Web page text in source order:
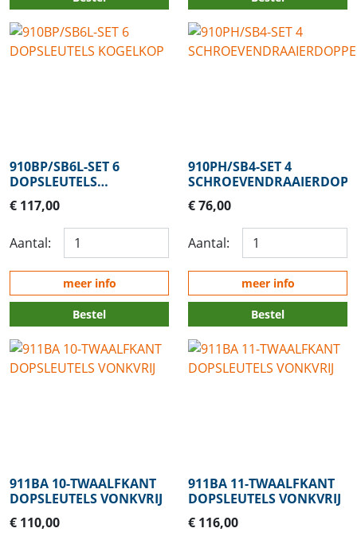
910BP/SB6L-SET 6
DOPSLEUTELS
KOGELKOP
€ 117,00
Aantal:
meer info
Bestel
910PH/SB4-SET 4
€ 76,00
Aantal:
meer info
Bestel
911BA 10-TWAALFKANT
DOPSLEUTELS VONKVRIJ
€ 110,00
911BA 11-TWAALFKANT
DOPSLEUTELS VONKVRIJ
€ 116,00